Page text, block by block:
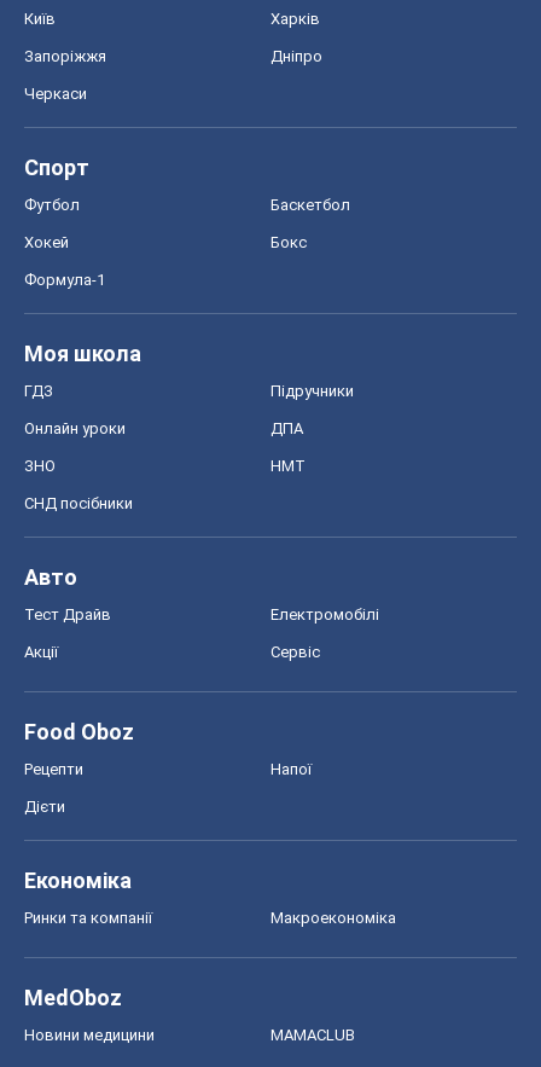
Київ Харків
Запоріжжя Дніпро
Черкаси
Спорт
Футбол Баскетбол
Хокей Бокс
Формула-1
Моя школа
ГДЗ Підручники
Онлайн уроки ДПА
ЗНО НМТ
СНД посібники
Авто
Тест Драйв Електромобілі
Акції Сервіс
Food Oboz
Рецепти Напої
Дієти
Економіка
Ринки та компанії Макроекономіка
MedOboz
Новини медицини MAMACLUB